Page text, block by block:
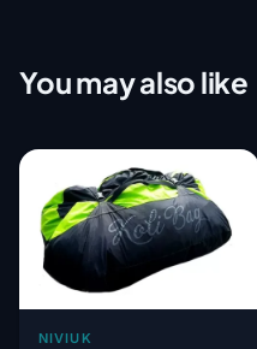
You may also like
NIVIUK